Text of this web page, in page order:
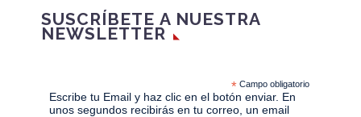
SUSCRÍBETE A NUESTRA
NEWSLETTER
*Campo obligatorio
Escribe tu Email y haz clic en el botón enviar. En
unos segundos recibirás en tu correo, un email